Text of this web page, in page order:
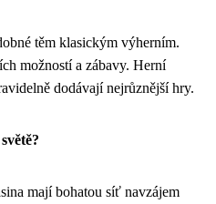
těm klasickým výherním.
možností a zábavy. Herní
dodávají nejrůznější hry.
mají bohatou síť navzájem